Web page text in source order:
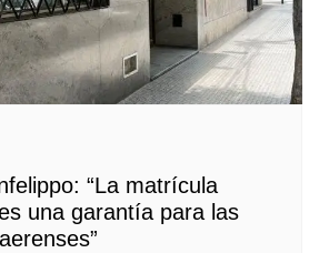
“La matrícula
una garantía para las